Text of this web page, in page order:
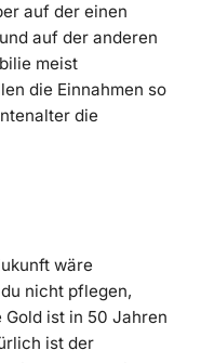
auf der einen
auf der anderen
meist
die Einnahmen so
die
wäre
nicht pflegen,
ist in 50 Jahren
ist der